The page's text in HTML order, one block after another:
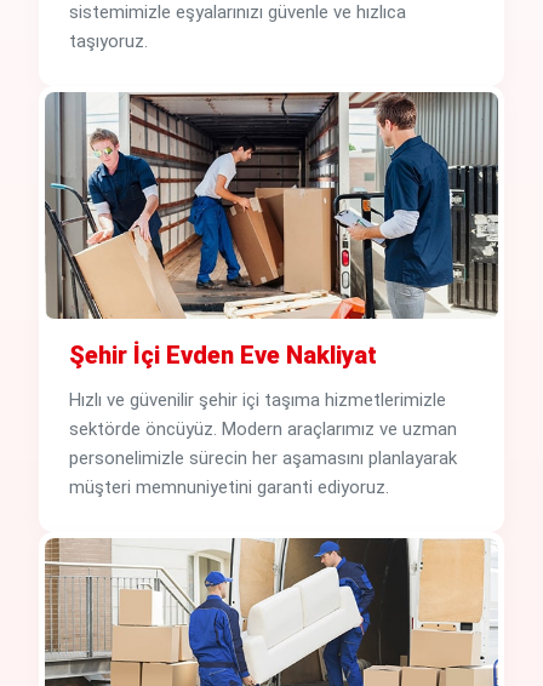
sistemimizle eşyalarınızı güvenle ve hızlıca
taşıyoruz.
Şehir İçi Evden Eve Nakliyat
Hızlı ve güvenilir şehir içi taşıma hizmetlerimizle
sektörde öncüyüz. Modern araçlarımız ve uzman
personelimizle sürecin her aşamasını planlayarak
müşteri memnuniyetini garanti ediyoruz.